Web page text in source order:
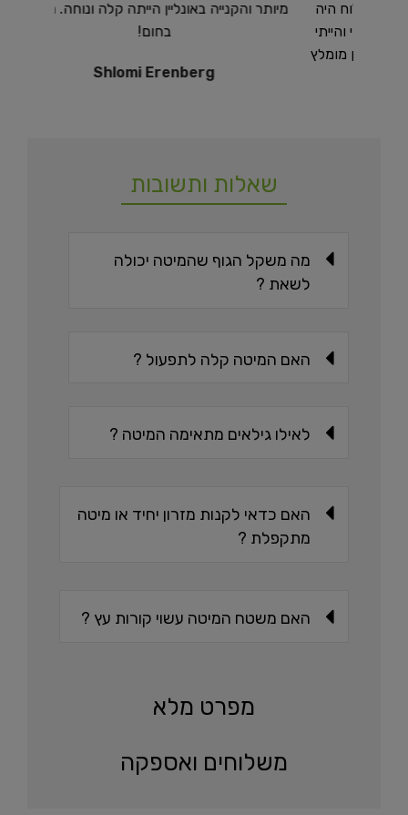
מיותר והקנייה באונליין הייתה קלה ונוחה. ממליץ
Shlomi Erenberg
שאלות ותשובות
מה משקל הגוף שהמיטה יכולה
לשאת ?
האם המיטה קלה לתפעול ?
לאילו גילאים מתאימה המיטה ?
האם כדאי לקנות מזרון יחיד או מיטה
מתקפלת ?
האם משטח המיטה עשוי קורות עץ ?
מפרט מלא
משלוחים ואספקה